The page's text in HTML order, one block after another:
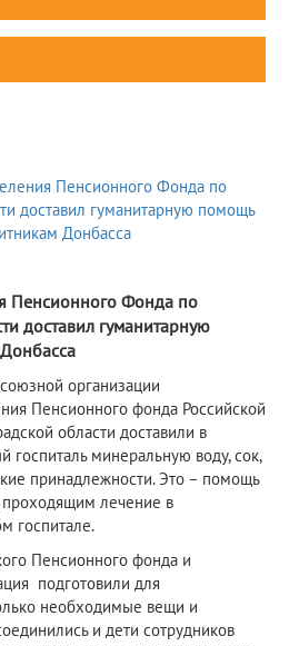
Пенсионного Фонда по
доставил гуманитарную
организации
Пенсионного фонда Российской
области доставили в
госпиталь минеральную воду, сок,
принадлежности. Это – помощь
лечение в
госпитале.
Пенсионного фонда и
подготовили для
необходимые вещи и
и дети сотрудников